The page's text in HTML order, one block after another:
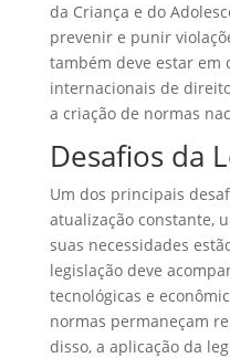
da Criança e do
prevenir e punir
também deve estar em
internacionais de
a criação de normas
Desafios da
Um dos principais
atualização constante,
suas necessidades
legislação deve
tecnológicas e
normas permaneçam
disso, a aplicação da